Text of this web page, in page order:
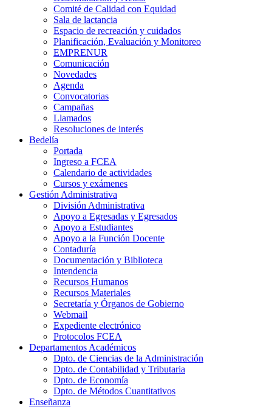
Comité de Calidad con Equidad
Sala de lactancia
Espacio de recreación y cuidados
Planificación, Evaluación y Monitoreo
EMPRENUR
Comunicación
Novedades
Agenda
Convocatorias
Campañas
Llamados
Resoluciones de interés
Bedelía
Portada
Ingreso a FCEA
Calendario de actividades
Cursos y exámenes
Gestión Administrativa
División Administrativa
Apoyo a Egresadas y Egresados
Apoyo a Estudiantes
Apoyo a la Función Docente
Contaduría
Documentación y Biblioteca
Intendencia
Recursos Humanos
Recursos Materiales
Secretaría y Órganos de Gobierno
Webmail
Expediente electrónico
Protocolos FCEA
Departamentos Académicos
Dpto. de Ciencias de la Administración
Dpto. de Contabilidad y Tributaria
Dpto. de Economía
Dpto. de Métodos Cuantitativos
Enseñanza